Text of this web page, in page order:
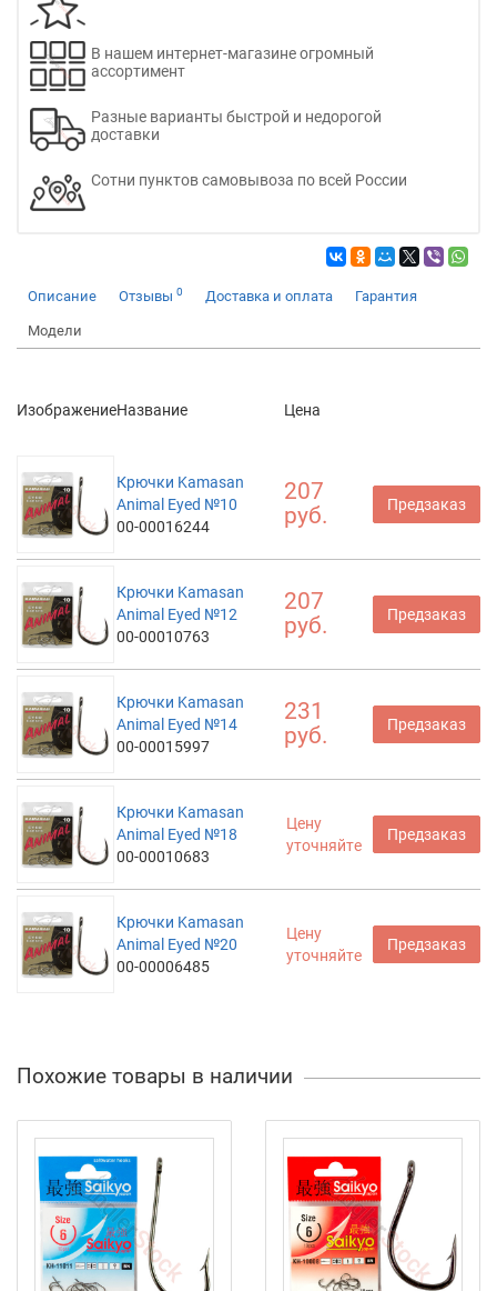
В нашем интернет-магазине огромный
ассортимент
Разные варианты быстрой и недорогой
доставки
Сотни пунктов самовывоза по всей России
Описание Отзывы 0 Доставка и оплата Гарантия
Модели
ИзображениеНазвание Цена
Крючки Kamasan
Animal Eyed №10
00-00016244
207
руб.
Предзаказ
Крючки Kamasan
Animal Eyed №12
00-00010763
207
руб.
Предзаказ
Крючки Kamasan
Animal Eyed №14
00-00015997
231
руб.
Предзаказ
Крючки Kamasan
Animal Eyed №18
00-00010683
Цену
уточняйте
Предзаказ
Крючки Kamasan
Animal Eyed №20
00-00006485
Цену
уточняйте
Предзаказ
Похожие товары в наличии